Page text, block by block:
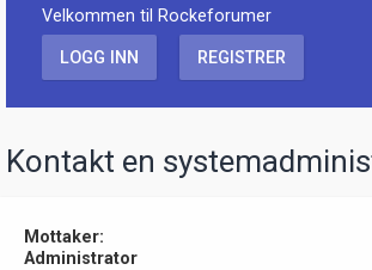
Velkommen til Rockeforumer
LOGG INN REGISTRER
Kontakt en
Mottaker:
Administrator